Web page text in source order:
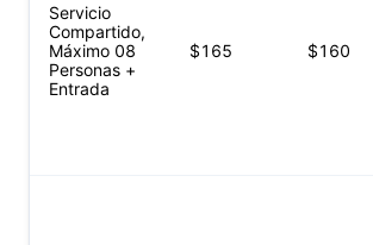
Servicio
Compartido,
Máximo 08
Personas +
Entrada
$165 $160